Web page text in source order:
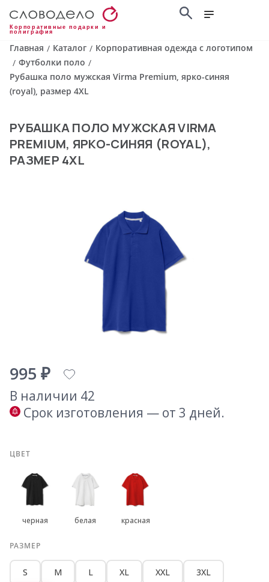
Корпоративные подарки и
полиграфия
Главная / Каталог / Корпоративная одежда с логотипом
/ Футболки поло /
Рубашка поло мужская Virma Premium, ярко-синяя
(royal), размер 4XL
РУБАШКА ПОЛО МУЖСКАЯ VIRMA
PREMIUM, ЯРКО-СИНЯЯ (ROYAL),
РАЗМЕР 4XL
995 ₽
В наличии 42
Срок изготовления — от 3 дней.
ЦВЕТ
черная белая красная
РАЗМЕР
S M L XL XXL 3XL